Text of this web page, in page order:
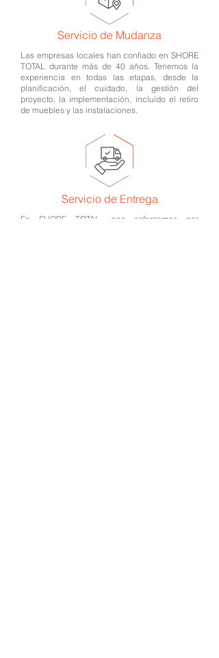
Servicio de Mudanza
Las empresas locales han confiado en SHORE
TOTAL durante más de 40 años. Tenemos la
experiencia en todas las etapas, desde la
planificación, el cuidado, la gestión del
proyecto, la implementación, incluído el retiro
de muebles y las instalaciones.
Servicio de Entrega
En SHORE TOTAL, nos esforzamos por